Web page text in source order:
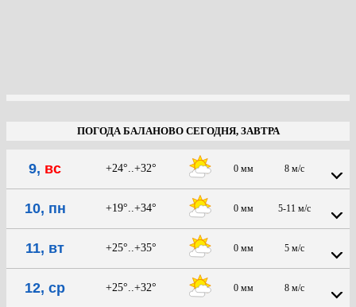
ПОГОДА БАЛАНОВО СЕГОДНЯ, ЗАВТРА
9, вс +24°..+32° 0 мм 8 м/с
10, пн +19°..+34° 0 мм 5-11 м/с
11, вт +25°..+35° 0 мм 5 м/с
12, ср +25°..+32° 0 мм 8 м/с